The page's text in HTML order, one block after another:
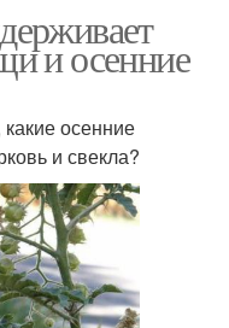
и осенние
осенние
и свекла?